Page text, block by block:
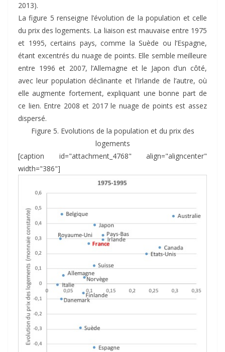
2013).
La figure 5 renseigne l’évolution de la population et celle
du prix des logements. La liaison est mauvaise entre 1975
et 1995, certains pays, comme la Suède ou l’Espagne,
étant excentrés du nuage de points. Elle semble meilleure
entre 1996 et 2007, l’Allemagne et le Japon d’un côté,
avec leur population déclinante et l’Irlande de l’autre, où
elle augmente fortement, expliquant une bonne part de
ce lien. Entre 2008 et 2017 le nuage de points est assez
dispersé.
Figure 5. Evolutions de la population et du prix des
logements
[caption id="attachment_4768" align="aligncenter"
width="386"]